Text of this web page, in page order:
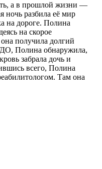
а в прошлой жизни —
ночь разбила её мир
на дороге. Полина
на скорое
получила долгий
Полина обнаружила,
забрала дочь и
всего, Полина
Там она